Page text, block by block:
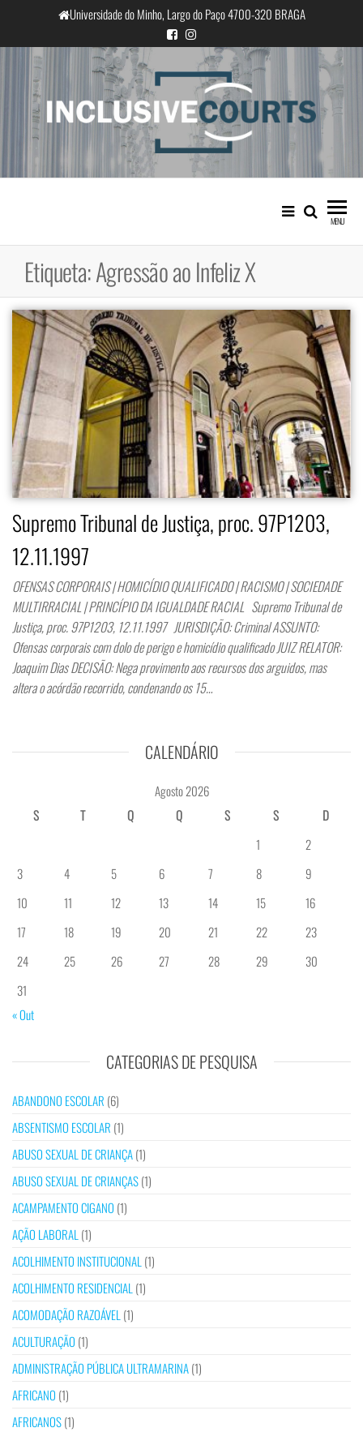
o
conteúdo
Universidade do Minho, Largo do Paço 4700-320 BRAGA
InclusiveCourts
Igualdade e diferença cultural na
prática judicial portuguesa
MENU
Etiqueta:Agressão ao Infeliz X
Supremo Tribunal de Justiça, proc. 97P1203,
12.11.1997
OFENSAS CORPORAIS | HOMICÍDIO QUALIFICADO | RACISMO | SOCIEDADE
MULTIRRACIAL | PRINCÍPIO DA IGUALDADE RACIAL Supremo Tribunal de
Justiça, proc. 97P1203, 12.11.1997 JURISDIÇÃO: Criminal ASSUNTO:
Ofensas corporais com dolo de perigo e homicídio qualificado JUIZ RELATOR:
Joaquim Dias DECISÃO: Nega provimento aos recursos dos arguidos, mas
altera o acórdão recorrido, condenando os 15…
CALENDÁRIO
Agosto 2026
S
T Q Q S S
D
1
2
3
4 5 6 7 8
9
10
11 12 13 14 15
16
17
18 19 20 21 22
23
24
25 26 27 28 29
30
31
« Out
CATEGORIAS DE PESQUISA
ABANDONO ESCOLAR (6)
ABSENTISMO ESCOLAR (1)
ABUSO SEXUAL DE CRIANÇA(1)
ABUSO SEXUAL DE CRIANÇAS(1)
ACAMPAMENTO CIGANO (1)
AÇÃO LABORAL (1)
ACOLHIMENTO INSTITUCIONAL (1)
ACOLHIMENTO RESIDENCIAL (1)
ACOMODAÇÃO RAZOÁVEL (1)
ACULTURAÇÃO (1)
ADMINISTRAÇÃO PÚBLICA ULTRAMARINA(1)
AFRICANO (1)
AFRICANOS(1)